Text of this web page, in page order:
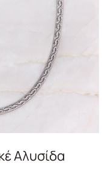
Αλυσίδα